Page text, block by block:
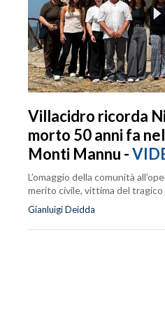
Villacidro ricorda
morto 50 anni fa
Monti Mannu -
L’omaggio della comunità
merito civile, vittima del
Gianluigi Deidda